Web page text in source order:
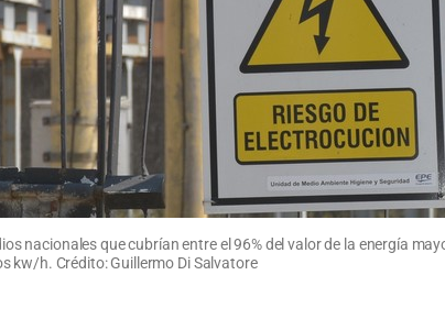
nacionales que cubrían entre el 96% del valor de la energía
kw/h. Crédito: Guillermo Di Salvatore